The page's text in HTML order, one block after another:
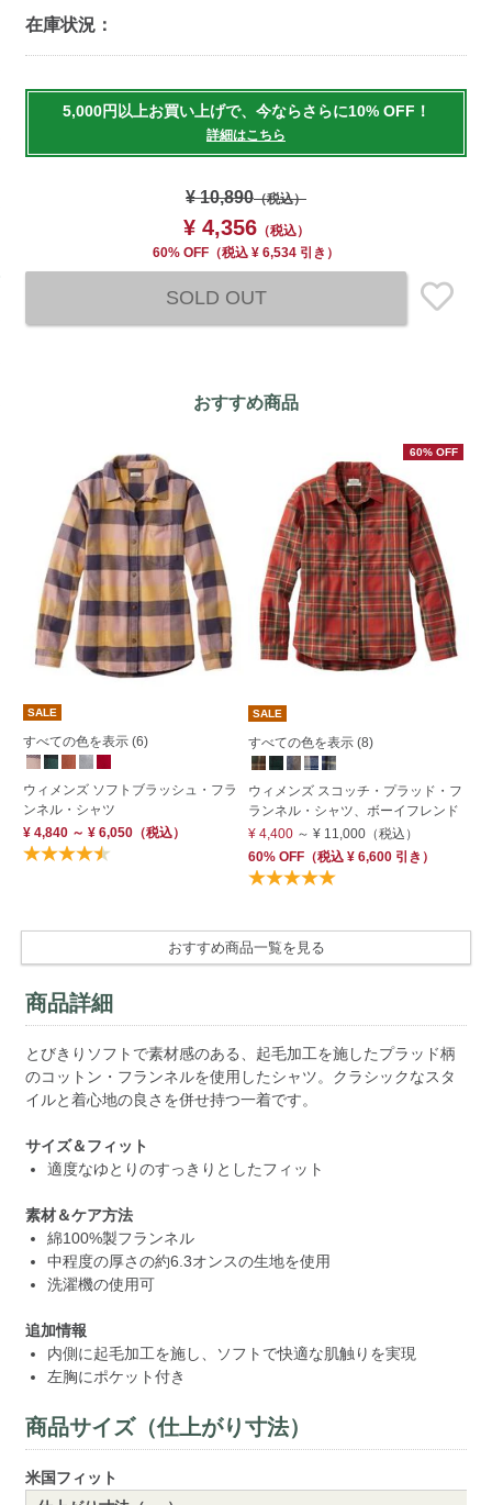
在庫状況：
to
5,000円以上お買い上げで、今ならさらに10% OFF！
詳細はこちら
¥ 10,890（税込）
¥ 4,356（税込）
60% OFF （税込 ¥ 6,534 引き）
SOLD OUT
おすすめ商品
SALE
すべての色を表示 (6)
ウィメンズ ソフトブラッシュ・フラ
ンネル・シャツ
¥ 4,840 ～ ¥ 6,050（税込）
60% OFF
SALE
すべての色を表示 (8)
ウィメンズ スコッチ・プラッド・フ
ランネル・シャツ、ボーイフレンド
¥ 4,400 ～ ¥ 11,000 （税込）
60% OFF （税込 ¥ 6,600 引き）
おすすめ商品一覧を見る
商品詳細
とびきりソフトで素材感のある、起毛加工を施したプラッド柄
のコットン・フランネルを使用したシャツ。クラシックなスタ
イルと着心地の良さを併せ持つ一着です。
サイズ＆フィット
適度なゆとりのすっきりとしたフィット
素材＆ケア方法
綿100%製フランネル
中程度の厚さの約6.3オンスの生地を使用
洗濯機の使用可
追加情報
内側に起毛加工を施し、ソフトで快適な肌触りを実現
左胸にポケット付き
商品サイズ（仕上がり寸法）
米国フィット